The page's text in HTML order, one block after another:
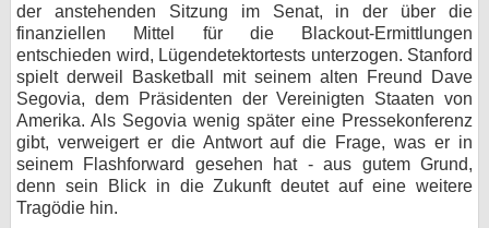
der anstehenden Sitzung im Senat, in der über die
finanziellen Mittel für die Blackout-Ermittlungen
entschieden wird, Lügendetektortests unterzogen. Stanford
spielt derweil Basketball mit seinem alten Freund Dave
Segovia, dem Präsidenten der Vereinigten Staaten von
Amerika. Als Segovia wenig später eine Pressekonferenz
gibt, verweigert er die Antwort auf die Frage, was er in
seinem Flashforward gesehen hat - aus gutem Grund,
denn sein Blick in die Zukunft deutet auf eine weitere
Tragödie hin.
Cookie-Einstellungen
Impressum
Desktop-Ansicht
myFanbase